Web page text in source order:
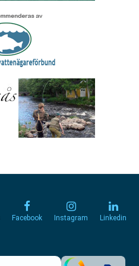
Facebook Instagram Linkedin